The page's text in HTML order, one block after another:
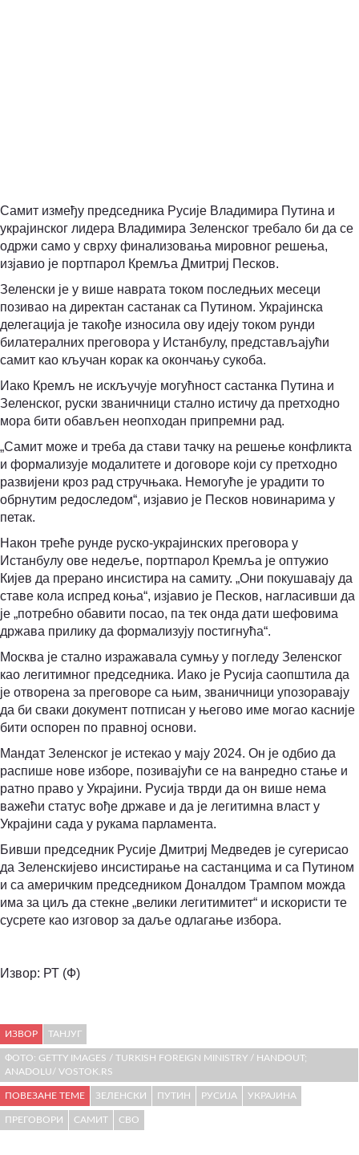
Самит између председника Русије Владимира Путина и
украјинског лидера Владимира Зеленског требало би да се
одржи само у сврху финализовања мировног решења,
изјавио је портпарол Кремља Дмитриј Песков.
Зеленски је у више наврата током последњих месеци
позивао на директан састанак са Путином. Украјинска
делегација је такође износила ову идеју током рунди
билатералних преговора у Истанбулу, представљајући
самит као кључан корак ка окончању сукоба.
Иако Кремљ не искључује могућност састанка Путина и
Зеленског, руски званичници стално истичу да претходно
мора бити обављен неопходан припремни рад.
„Самит може и треба да стави тачку на решење конфликта
и формализује модалитете и договоре који су претходно
развијени кроз рад стручњака. Немогуће је урадити то
обрнутим редоследом“, изјавио је Песков новинарима у
петак.
Након треће рунде руско-украјинских преговора у
Истанбулу ове недеље, портпарол Кремља је оптужио
Кијев да прерано инсистира на самиту. „Они покушавају да
ставe кола испред коња“, изјавио је Песков, нагласивши да
је „потребно обавити посао, па тек онда дати шефовима
држава прилику да формализују постигнућа“.
Москва је стално изражавала сумњу у погледу Зеленског
као легитимног председника. Иако је Русија саопштила да
је отворена за преговоре са њим, званичници упозоравају
да би сваки документ потписан у његово име могао касније
бити оспорен по правној основи.
Мандат Зеленског је истекао у мају 2024. Он је одбио да
распише нове изборе, позивајући се на ванредно стање и
ратно право у Украјини. Русија тврди да он више нема
важећи статус вође државе и да је легитимна власт у
Украјини сада у рукама парламента.
Бивши председник Русије Дмитриј Медведев је сугерисао
да Зеленскијево инсистирање на састанцима и са Путином
и са америчким председником Доналдом Трампом можда
има за циљ да стекне „велики легитимитет“ и искористи те
сусрете као изговор за даље одлагање избора.
Извор: РТ (Ф)
ИЗВОР ТАНЈУГ
ФОТО: GETTY IMAGES / TURKISH FOREIGN MINISTRY / HANDOUT;
ANADOLU/ VOSTOK.RS
ПОВЕЗАНЕ ТЕМЕ ЗЕЛЕНСКИ ПУТИН РУСИЈА УКРАЈИНА
ПРЕГОВОРИ САМИТ СВО